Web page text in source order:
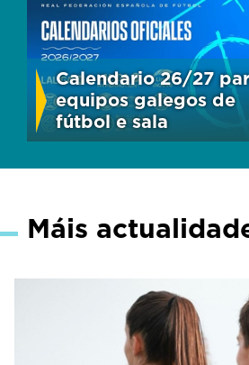
Calendario 26/27
equipos galegos de
fútbol e sala
Máis